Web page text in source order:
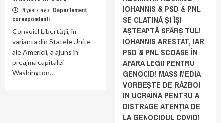
4 years ago Departament
corespondenti
Convoiul Libertății, în
varianta din Statele Unite
ale Americii, a ajuns în
preajma capitalei
Washington…
IOHANNIS & PSD & PNL
SE CLATINĂ ȘI ÎȘI
AȘTEAPTĂ SFÂRȘITUL!
IOHANNIS ARESTAT, IAR
PSD & PNL SCOASE ÎN
AFARA LEGII PENTRU
GENOCID! MASS MEDIA
VORBEȘTE DE RĂZBOI
ÎN UCRAINA PENTRU A
DISTRAGE ATENȚIA DE
LA GENOCIDUL COVID!